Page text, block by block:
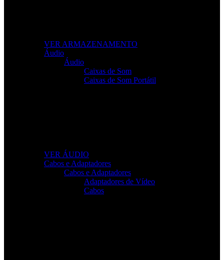
VER ARMAZENAMENTO
Áudio
Áudio
Caixas de Som
Caixas de Som Portátil
VER ÁUDIO
Cabos e Adaptadores
Cabos e Adaptadores
Adaptadores de Vídeo
Cabos